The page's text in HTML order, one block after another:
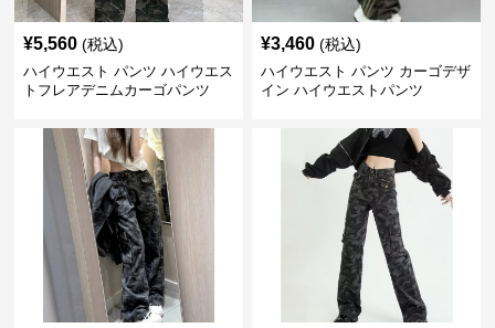
¥5,560 (税込)
ハイウエスト パンツ ハイウエス
トフレアデニムカーゴパンツ
¥3,460 (税込)
ハイウエスト パンツ カーゴデザ
イン ハイウエストパンツ